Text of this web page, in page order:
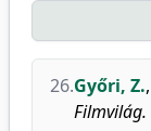
26.Győri, Z.,
Filmvilág.